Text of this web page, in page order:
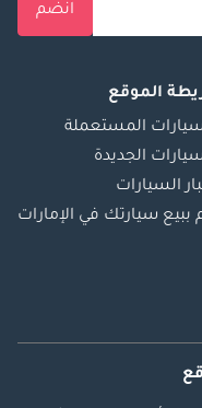
انضم
الموقع
المستعملة
الجديدة
السيارات
ببيع سيارتك في الإمارات